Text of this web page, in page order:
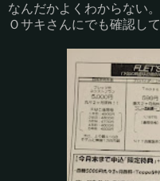
なんだかよくわからない。
Ｏサキさんにでも確認し